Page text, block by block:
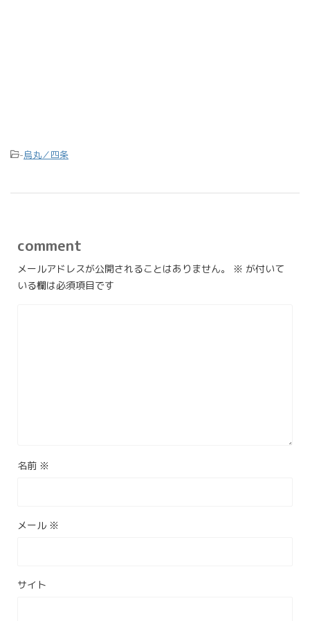
-烏丸／四条
comment
メールアドレスが公開されることはありません。 ※ が付いて
いる欄は必須項目です
名前 ※
メール ※
サイト